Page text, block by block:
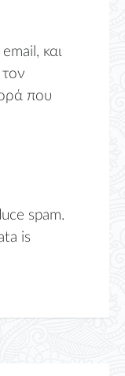
και
που
spam.
is